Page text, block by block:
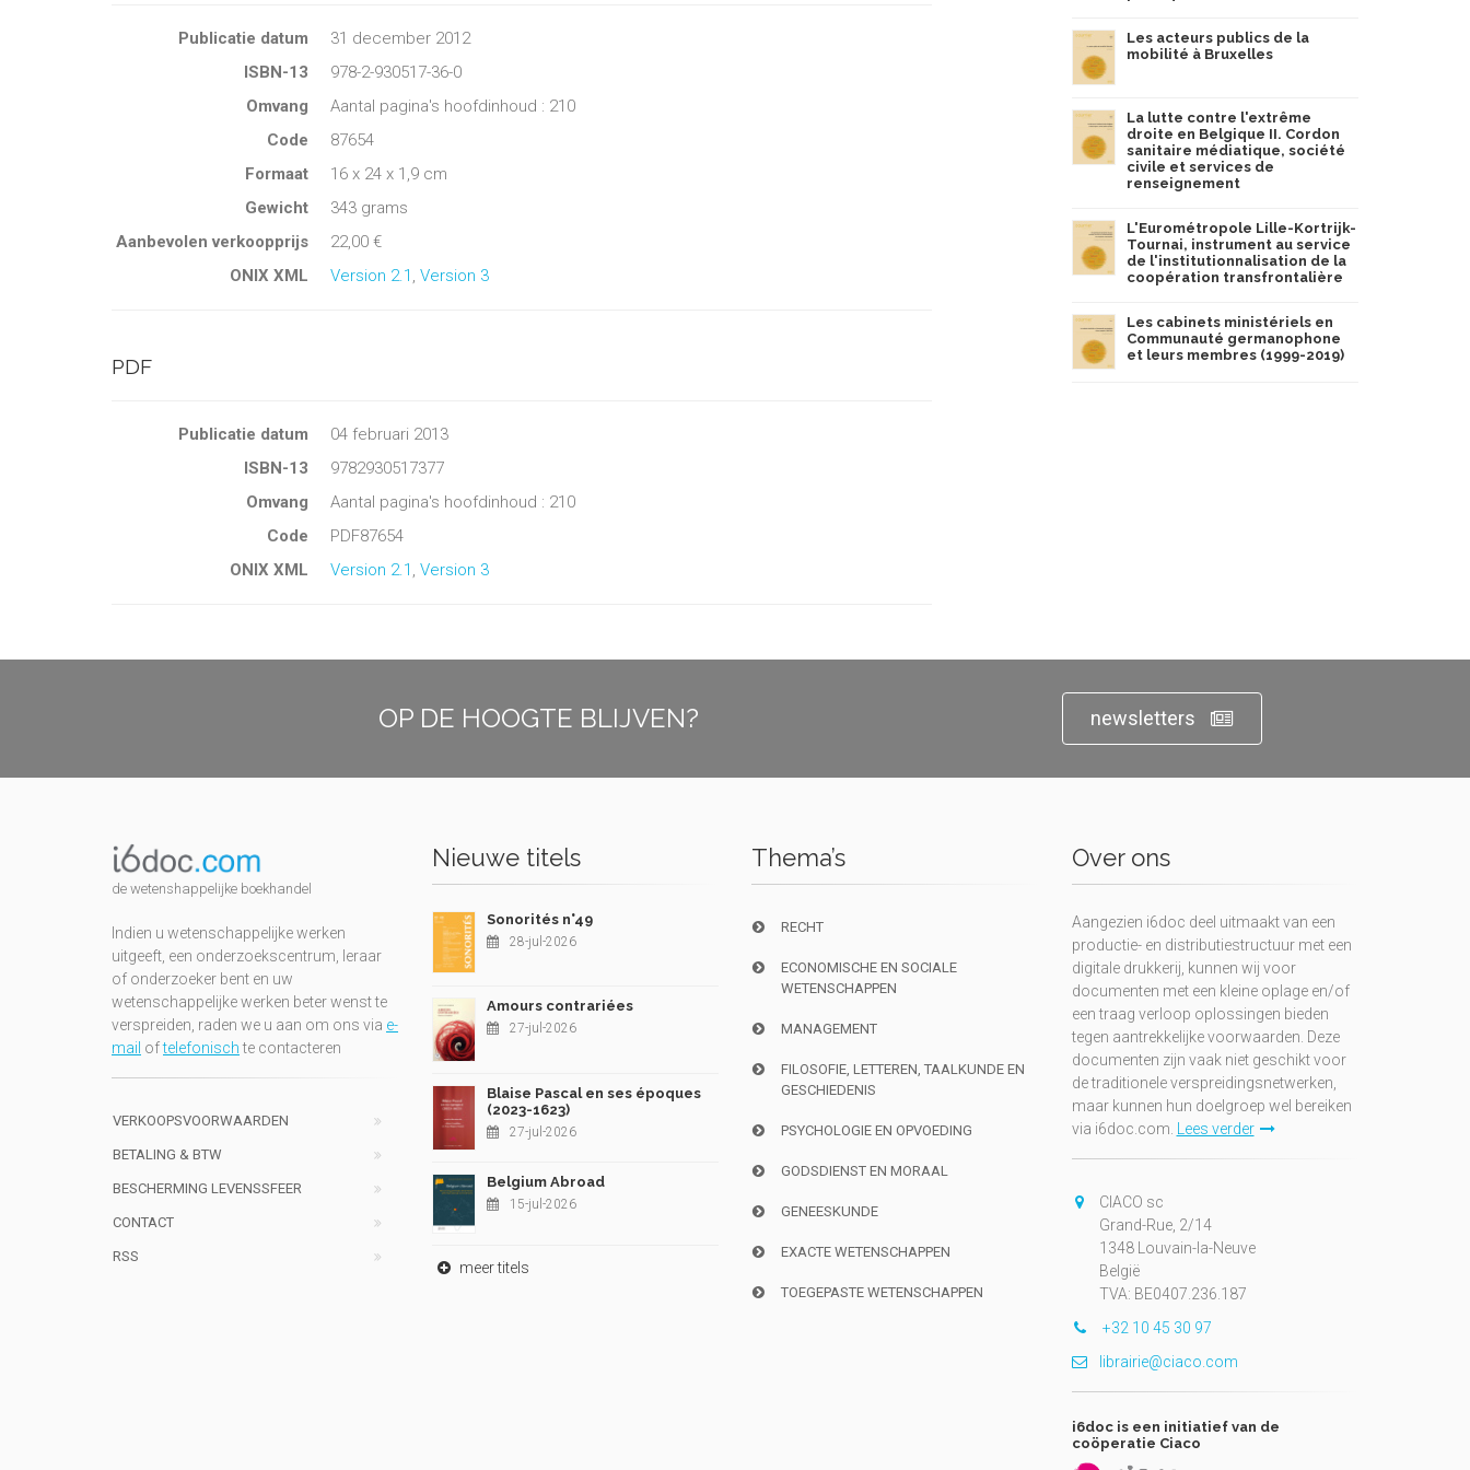
Publicatie datum
31 december 2012
ISBN-13
978-2-930517-36-0
Omvang
Aantal pagina's hoofdinhoud : 210
Code
87654
Formaat
16 x 24 x 1,9 cm
Gewicht
343 grams
Aanbevolen verkoopprijs
22,00 €
ONIX XML
Version 2.1 Version 3
PDF
Publicatie datum
04 februari 2013
ISBN-13
9782930517377
Omvang
Aantal pagina's hoofdinhoud : 210
Code
PDF87654
ONIX XML
Version 2.1 Version 3
Les acteurs publics de la
mobilité à Bruxelles
La lutte contre l'extrême
droite en Belgique II. Cordon
sanitaire médiatique, société
civile et services de
renseignement
L'Eurométropole Lille-Kortrijk-
Tournai, instrument au service
de l'institutionnalisation de la
coopération transfrontalière
Les cabinets ministériels en
Communauté germanophone
et leurs membres (1999-2019)
OP DE HOOGTE BLIJVEN? newsletters
de wetenshappelijke boekhandel
Indien u wetenschappelijke werken
uitgeeft, een onderzoekscentrum, leraar
of onderzoeker bent en uw
wetenschappelijke werken beter wenst te
verspreiden, raden we u aan om ons via e-
mail oftelefonischte contacteren
VERKOOPSVOORWAARDEN
BETALING & BTW
BESCHERMING LEVENSSFEER
CONTACT
RSS
Nieuwe titels
Sonorités n°49
28-jul-2026
Amours contrariées
27-jul-2026
Blaise Pascal en ses époques
(2023-1623)
27-jul-2026
Belgium Abroad
15-jul-2026
meer titels
Thema’s
RECHT
ECONOMISCHE EN SOCIALE
WETENSCHAPPEN
MANAGEMENT
FILOSOFIE, LETTEREN, TAALKUNDE EN
GESCHIEDENIS
PSYCHOLOGIE EN OPVOEDING
GODSDIENST EN MORAAL
GENEESKUNDE
EXACTE WETENSCHAPPEN
TOEGEPASTE WETENSCHAPPEN
Over ons
Aangezien i6doc deel uitmaakt van een
productie- en distributiestructuur met een
digitale drukkerij, kunnen wij voor
documenten met een kleine oplage en/of
een traag verloop oplossingen bieden
tegen aantrekkelijke voorwaarden. Deze
documenten zijn vaak niet geschikt voor
de traditionele verspreidingsnetwerken,
maar kunnen hun doelgroep wel bereiken
via i6doc.com. Lees verder
CIACO sc
Grand-Rue, 2/14
1348 Louvain-la-Neuve
België
TVA: BE0407.236.187
+32 10 45 30 97
librairie@ciaco.com
i6doc is een initiatief van de
coöperatie Ciaco